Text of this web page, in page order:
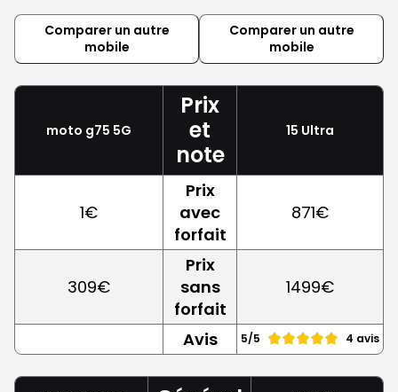
Comparer un autre
mobile
Comparer un autre
mobile
moto g75 5G
Prix
et
note
15 Ultra
1€
Prix
avec
forfait
871€
309€
Prix
sans
forfait
1499€
Avis 5/5 4 avis